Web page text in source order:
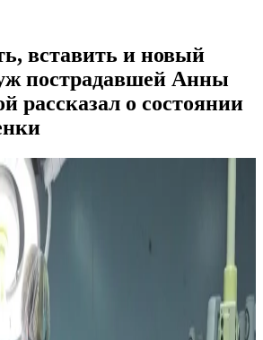
вставить и новый
пострадавшей Анны
рассказал о состоянии